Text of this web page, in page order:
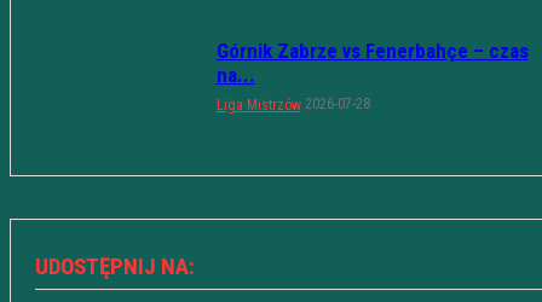
Górnik Zabrze vs Fenerbahçe – czas
na...
Liga Mistrzów 2026-07-28
UDOSTĘPNIJ NA: